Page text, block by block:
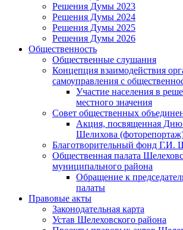
Решения Думы 2023
Решения Думы 2024
Решения Думы 2025
Решения Думы 2026
Общественность
Общественные слушания
Концепция взаимодействия
самоуправления с
Участие населения в
местного значения
Совет общественных
Акция, посвященная
Шелихова
Благотворительный фонд Г.И.
Общественная палата
муниципального района
Обращение к
палаты
Правовые акты
Законодательная карта
Устав Шелеховского района